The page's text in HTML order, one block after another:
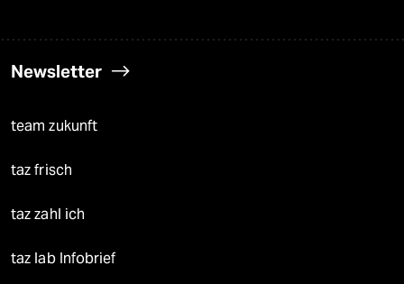
Newsletter
team zukunft
taz frisch
taz zahl ich
taz lab Infobrief